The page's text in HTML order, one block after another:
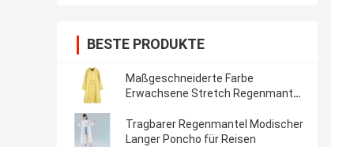
BESTE PRODUKTE
Maßgeschneiderte Farbe
Erwachsene Stretch Regenmantel
Polyester
Tragbarer Regenmantel Modischer
Langer Poncho für Reisen